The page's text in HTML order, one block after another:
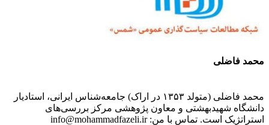
محمد فاضلی
محمد فاضلی (متولد ۱۳۵۳ در اراک) جامعه‌شناس ایرانی، استادیار
دانشگاه شهیدبهشتی و معاون پژوهشی مرکز بررسی‌های
استراتژیک است. تماس با من: info@mohammadfazeli.ir